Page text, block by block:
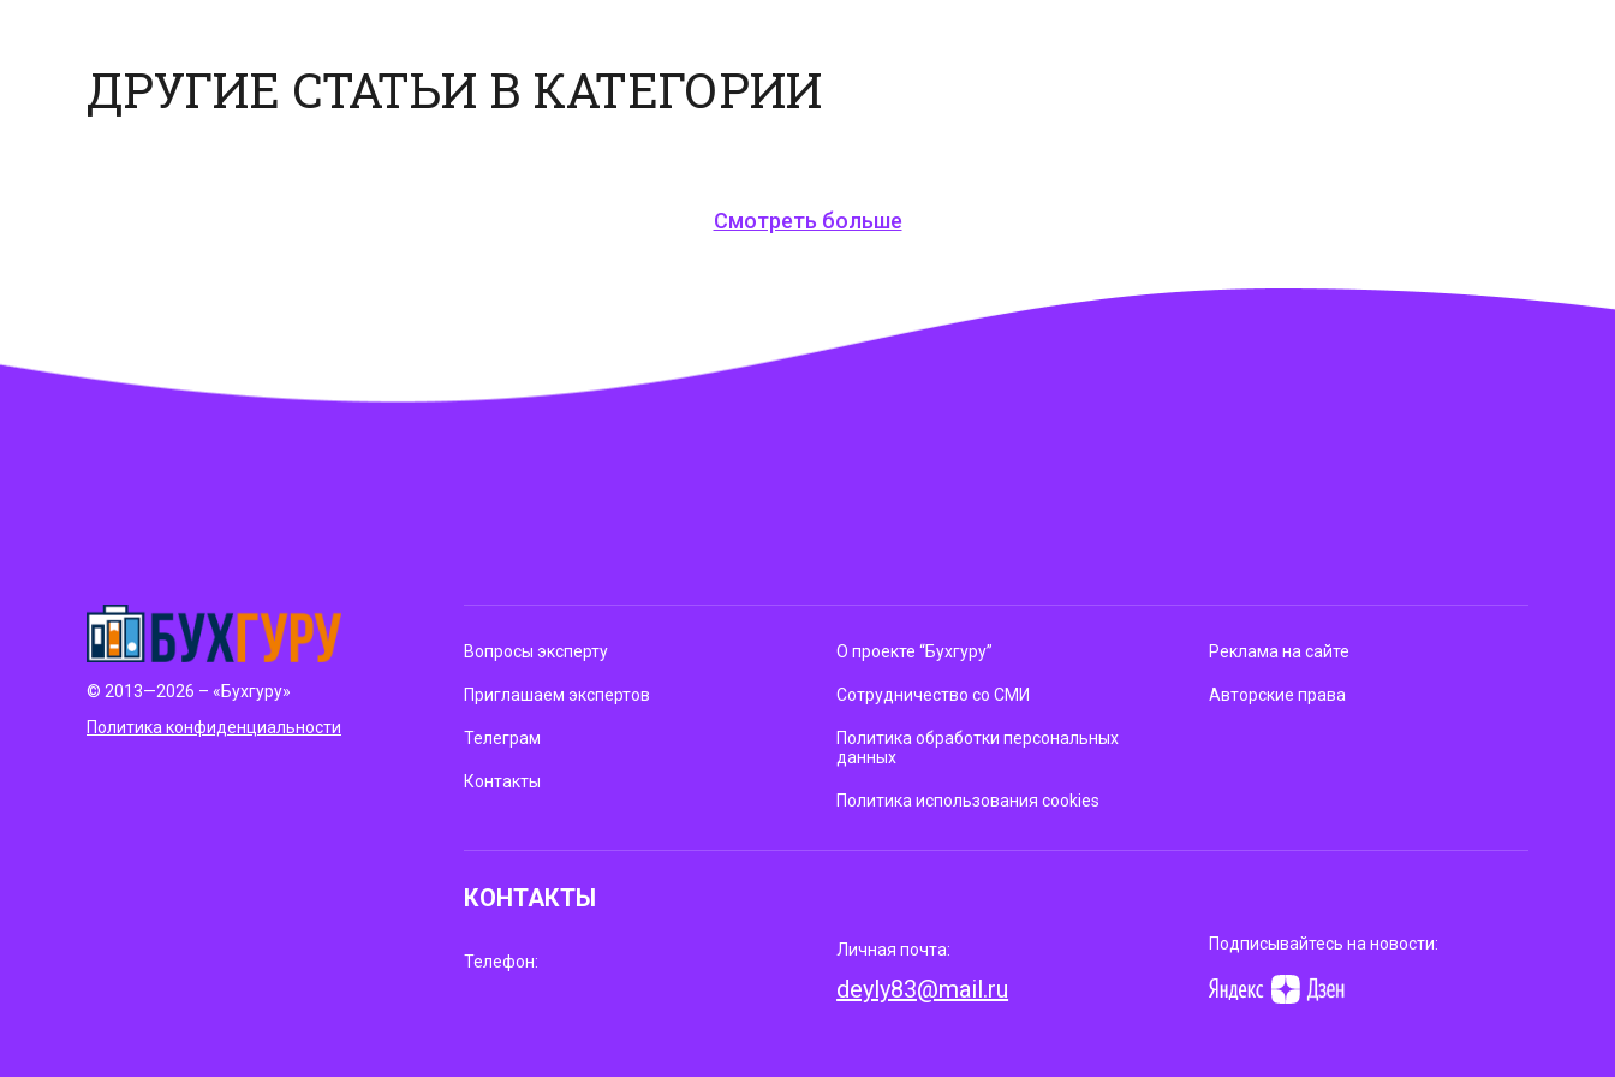
ДРУГИЕ СТАТЬИ В КАТЕГОРИИ
Смотреть больше
© 2013—2026 – «Бухгуру»
Политика конфиденциальности
Вопросы эксперту
Приглашаем экспертов
Телеграм
Контакты
О проекте “Бухгуру”
Сотрудничество со СМИ
Политика обработки персональных
данных
Политика использования cookies
Реклама на сайте
Авторские права
КОНТАКТЫ
Телефон:
Личная почта:
deyly83@mail.ru
Подписывайтесь на новости: